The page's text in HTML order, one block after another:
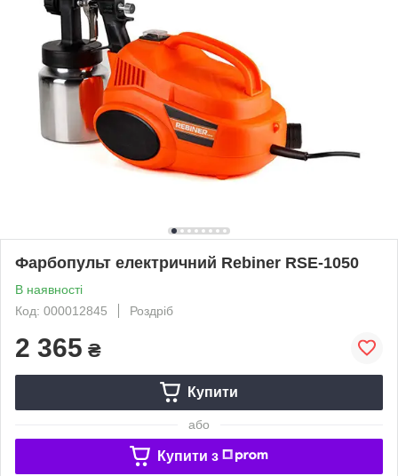
Фарбопульт електричний Rebiner RSE-1050
В наявності
Код: 000012845
Роздріб
2 365 ₴
Купити
або
Купити з